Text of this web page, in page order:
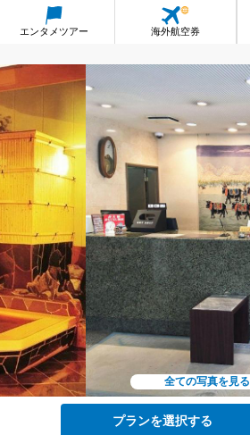
エンタメツアー 海外航空券
全ての写真を見る
プランを選択する